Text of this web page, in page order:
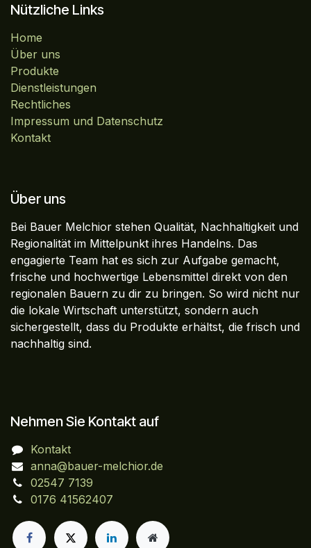
Nützliche Links
Home
Über uns
Produkte
Dienstleistungen
Rechtliches
Impressum und Datenschutz
Kontakt
Über uns
Bei Bauer Melchior stehen Qualität, Nachhaltigkeit und
Regionalität im Mittelpunkt ihres Handelns. Das
engagierte Team hat es sich zur Aufgabe gemacht,
frische und hochwertige Lebensmittel direkt von den
regionalen Bauern zu dir zu bringen. So wird nicht nur
die lokale Wirtschaft unterstützt, sondern auch
sichergestellt, dass du Produkte erhältst, die frisch und
nachhaltig sind.
Nehmen Sie Kontakt auf
Kontakt
anna@bauer-melchior.de
02547 7139
0176 41562407